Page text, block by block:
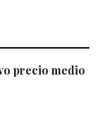
precio medio